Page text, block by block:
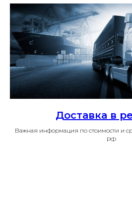
Доставка в
Важная информация по стоимости и
РФ